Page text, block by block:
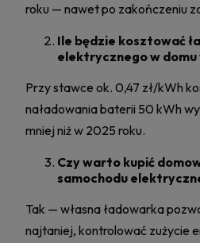
roku — nawet po zakończeniu
Ile będzie kosztować
elektrycznego w domu
Przy stawce ok. 0,47 zł/kWh
naładowania baterii 50 kWh
mniej niż w 2025 roku.
Czy warto kupić
samochodu
Tak — własna ładowarka
najtaniej, kontrolować zużycie